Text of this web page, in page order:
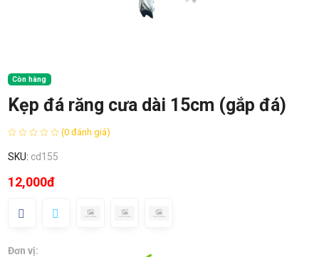
Còn hàng
Kẹp đá răng cưa dài 15cm (gắp đá)
(0 đánh giá)
SKU: cd155
12,000đ
Đơn vị: